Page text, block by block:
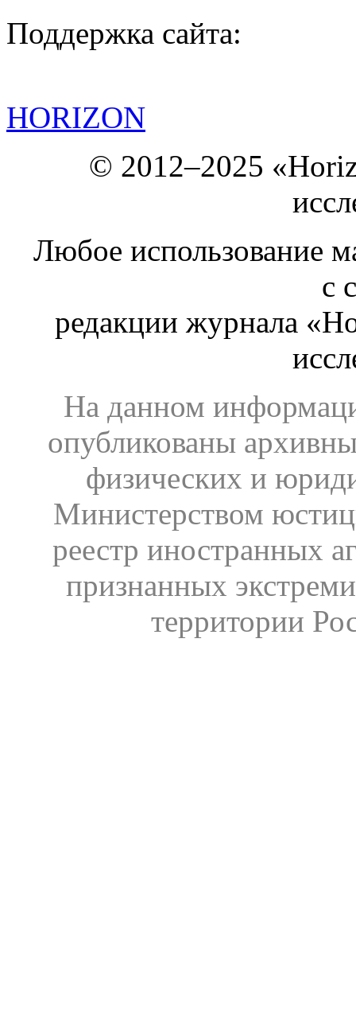
Поддержка сайта:
HORIZON
© 2012–2025
Любое использование
с
редакции журнала
На данном
опубликованы
физических и
Министерством
реестр иностранных
признанных
территории